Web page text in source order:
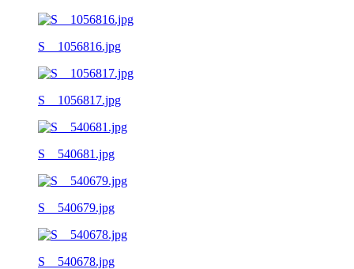
S__1056816.jpg
S__1056817.jpg
S__540681.jpg
S__540679.jpg
S__540678.jpg